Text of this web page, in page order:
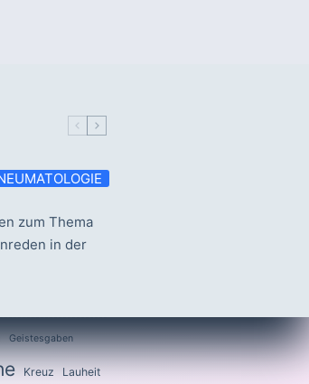
zum Thema
in der
Geistesgaben
Kreuz Lauheit